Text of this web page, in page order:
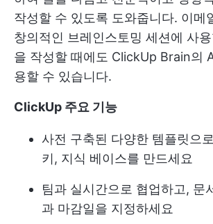
작성할 수 있도록 도와줍니다. 이메
창의적인 브레인스토밍 세션에 사
을 작성할 때에도 ClickUp Brain의
용할 수 있습니다.
ClickUp 주요 기능
사전 구축된 다양한 템플릿으
키, 지식 베이스를 만드세요
팀과 실시간으로 협업하고, 문
과 마감일을 지정하세요